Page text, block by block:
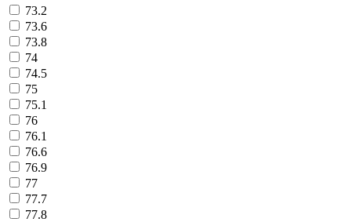
73.2
73.6
73.8
74
74.5
75
75.1
76
76.1
76.6
76.9
77
77.7
77.8